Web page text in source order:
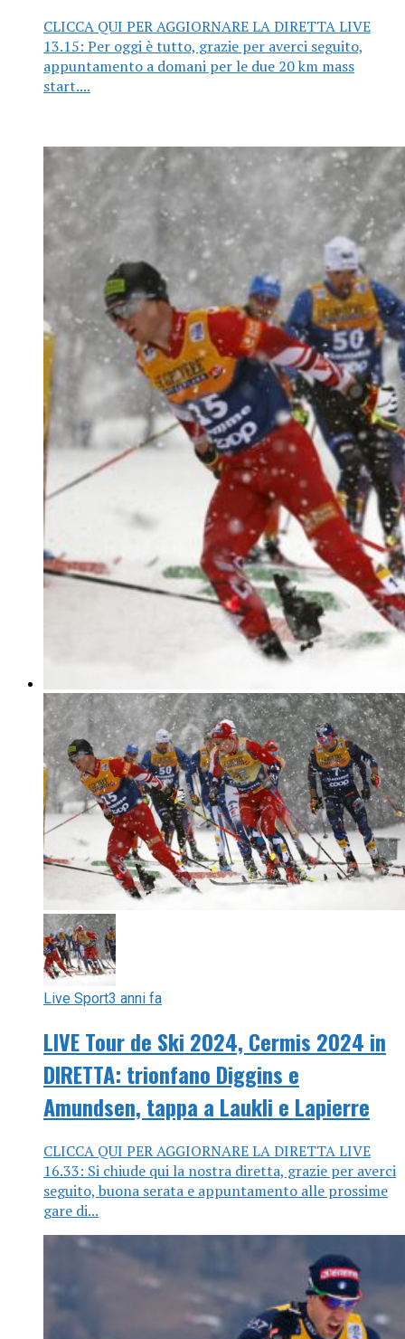
CLICCA QUI PER AGGIORNARE LA DIRETTA LIVE
13.15: Per oggi è tutto, grazie per averci seguito,
appuntamento a domani per le due 20 km mass
start....
Live Sport3 anni fa
LIVE Tour de Ski 2024, Cermis 2024 in
DIRETTA: trionfano Diggins e
Amundsen, tappa a Laukli e Lapierre
CLICCA QUI PER AGGIORNARE LA DIRETTA LIVE
16.33: Si chiude qui la nostra diretta, grazie per averci
seguito, buona serata e appuntamento alle prossime
gare di...